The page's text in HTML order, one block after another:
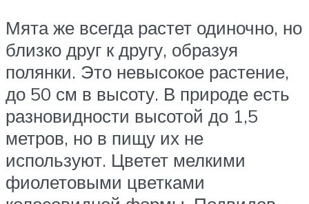
Мята же всегда растет одиночно, но
близко друг к другу, образуя
полянки. Это невысокое растение,
до 50 см в высоту. В природе есть
разновидности высотой до 1,5
метров, но в пищу их не
используют. Цветет мелкими
фиолетовыми цветками